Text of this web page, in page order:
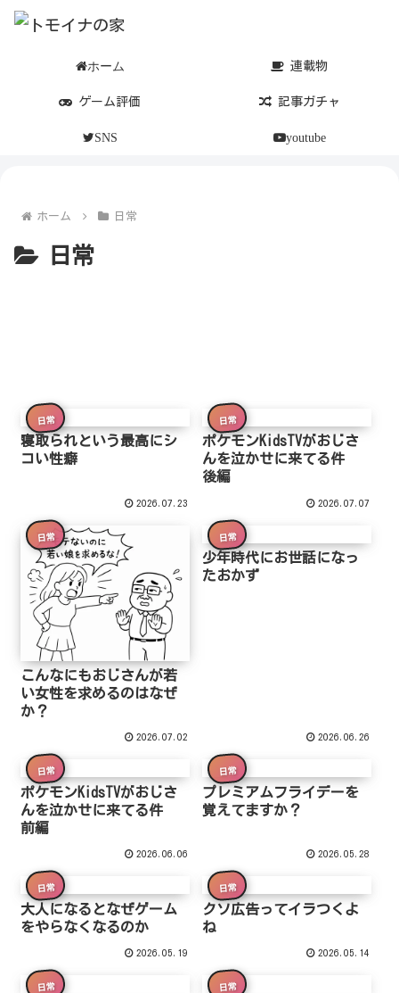
ホーム 連載物
ゲーム評価 記事ガチャ
SNS youtube
ホーム 日常
日常
日常
寝取られという最高にシ
コい性癖
2026.07.23
日常
ポケモンKidsTVがおじさ
んを泣かせに来てる件
後編
2026.07.07
日常
こんなにもおじさんが若
い女性を求めるのはなぜ
か？
2026.07.02
日常
少年時代にお世話になっ
たおかず
2026.06.26
日常
ポケモンKidsTVがおじさ
んを泣かせに来てる件
前編
2026.06.06
日常
プレミアムフライデーを
覚えてますか？
2026.05.28
日常
大人になるとなぜゲーム
をやらなくなるのか
2026.05.19
日常
クソ広告ってイラつくよ
ね
2026.05.14
日常 日常